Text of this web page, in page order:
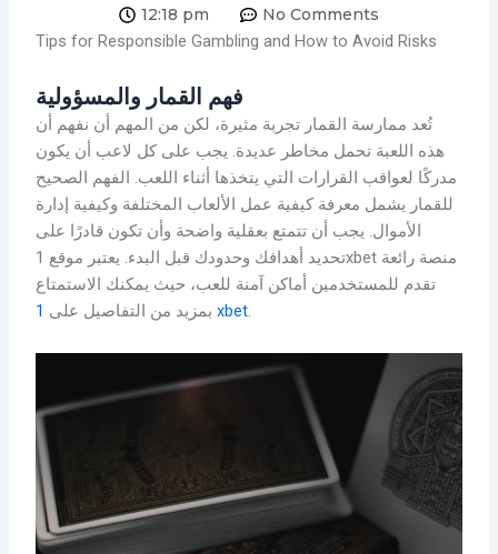
12:18 pm
No Comments
Tips for Responsible Gambling and How to Avoid Risks
فهم القمار والمسؤولية
تُعد ممارسة القمار تجربة مثيرة، لكن من المهم أن نفهم أن
هذه اللعبة تحمل مخاطر عديدة. يجب على كل لاعب أن يكون
مدركًا لعواقب القرارات التي يتخذها أثناء اللعب. الفهم الصحيح
للقمار يشمل معرفة كيفية عمل الألعاب المختلفة وكيفية إدارة
الأموال. يجب أن تتمتع بعقلية واضحة وأن تكون قادرًا على
تحديد أهدافك وحدودك قبل البدء. يعتبر موقع 1xbet منصة رائعة
تقدم للمستخدمين أماكن آمنة للعب، حيث يمكنك الاستمتاع
بمزيد من التفاصيل على 1 xbet.